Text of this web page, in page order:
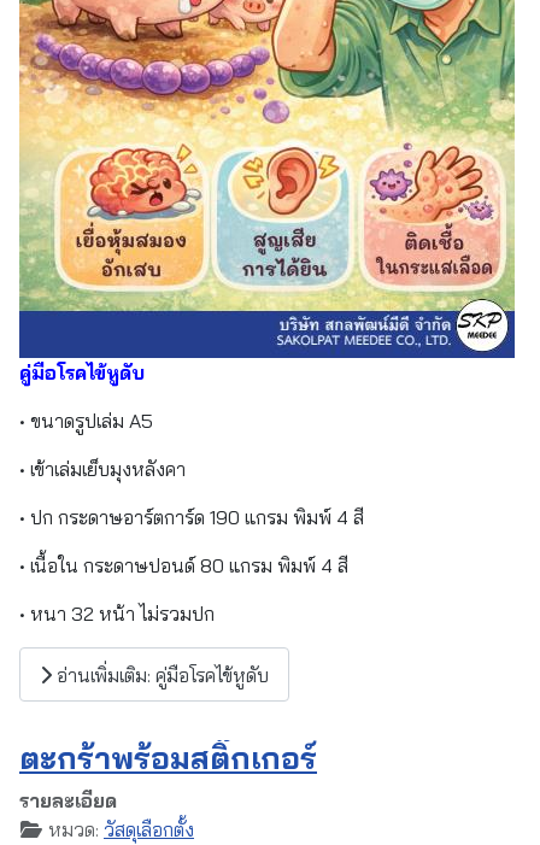
คู่มือโรคไข้หูดับ
• ขนาดรูปเล่ม A5
• เข้าเล่มเย็บมุงหลังคา
• ปก กระดาษอาร์ตการ์ด 190 แกรม พิมพ์ 4 สี
• เนื้อใน กระดาษปอนด์ 80 แกรม พิมพ์ 4 สี
• หนา 32 หน้า ไม่รวมปก
อ่านเพิ่มเติม: คู่มือโรคไข้หูดับ
ตะกร้าพร้อมสติ๊กเกอร์
รายละเอียด
หมวด: วัสดุเลือกตั้ง